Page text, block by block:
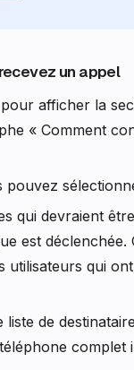
un appel
afficher la
« Comment
qui devraient
est déclenchée.
utilisateurs qui
de
complet